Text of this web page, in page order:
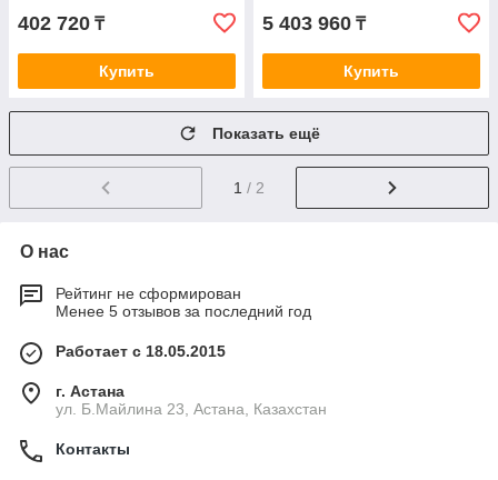
402 720 ₸
Купить
5 403 960 ₸
Купить
Показать ещё
1 / 2
О нас
Рейтинг не сформирован
Менее 5 отзывов за последний год
Работает с 18.05.2015
г. Астана
ул. Б.Майлина 23, Астана, Казахстан
Контакты